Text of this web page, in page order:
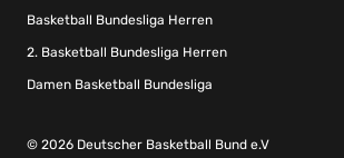
Basketball Bundesliga Herren
2. Basketball Bundesliga Herren
Damen Basketball Bundesliga
© 2026 Deutscher Basketball Bund e.V